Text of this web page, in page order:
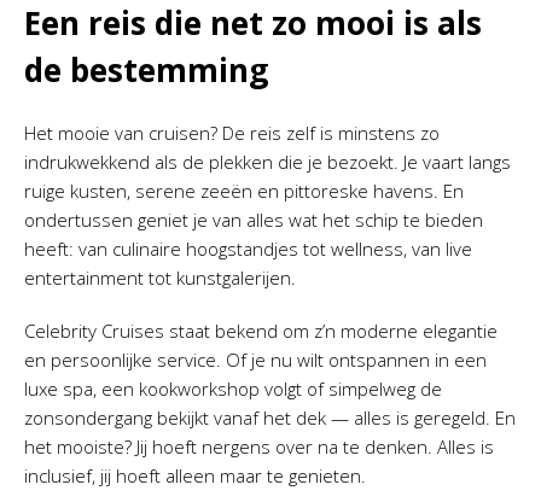
Een reis die net zo mooi is als
de bestemming
Het mooie van cruisen? De reis zelf is minstens zo
indrukwekkend als de plekken die je bezoekt. Je vaart langs
ruige kusten, serene zeeën en pittoreske havens. En
ondertussen geniet je van alles wat het schip te bieden
heeft: van culinaire hoogstandjes tot wellness, van live
entertainment tot kunstgalerijen.
Celebrity Cruises staat bekend om z’n moderne elegantie
en persoonlijke service. Of je nu wilt ontspannen in een
luxe spa, een kookworkshop volgt of simpelweg de
zonsondergang bekijkt vanaf het dek — alles is geregeld. En
het mooiste? Jij hoeft nergens over na te denken. Alles is
inclusief, jij hoeft alleen maar te genieten.